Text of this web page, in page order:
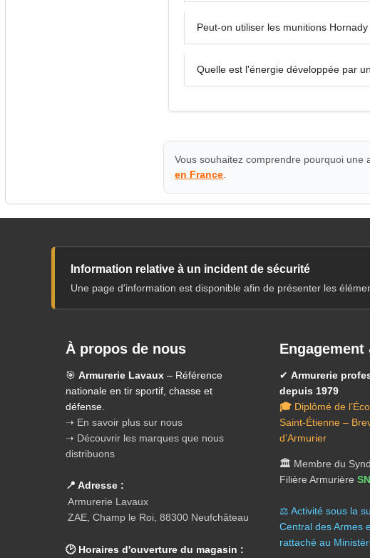
Peut-on utiliser les munitions
Quelle est l'énergie développée par
Vous souhaitez comprendre pourquoi
en France
Information relative à un incident de sécurité
Une page d'information est disponible afin de présenter les
À propos de nous
🎯 Armurerie Lavaux – Référence
nationale en tir sportif, chasse et
défense.
➝ En savoir plus sur nous
➝ Découvrir les marques que nous
distribuons
📍 Adresse :
Armurerie Lavaux
ZAE, Champ le Roi, 88300 Neufchâteau
🕑 Horaires d'ouverture du magasin :
Engagement
✔ Armurerie
depuis 1979
🎓 Diplômé de
Saint-Étienne –
d’Armurier
🏛️ Membre du
Filière Armurière
⚖️ Activité sous la
Central des Armes
rattaché au